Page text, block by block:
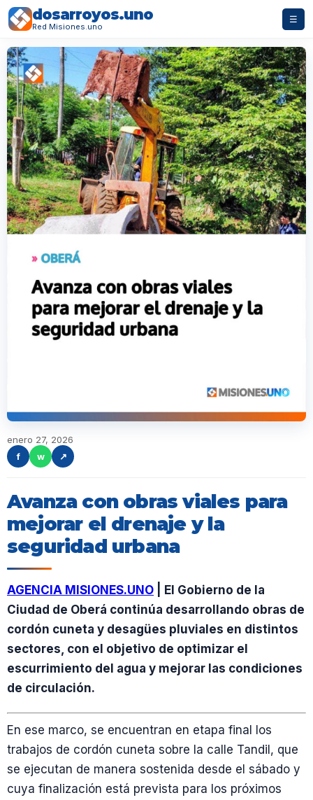
dosarroyos.uno
Red Misiones.uno
☰
enero 27, 2026
f
w ↗
Avanza con obras viales para
mejorar el drenaje y la
seguridad urbana
AGENCIA MISIONES.UNO | El Gobierno de la
Ciudad de Oberá continúa desarrollando obras de
cordón cuneta y desagües pluviales en distintos
sectores, con el objetivo de optimizar el
escurrimiento del agua y mejorar las condiciones
de circulación.
En ese marco, se encuentran en etapa final los
trabajos de cordón cuneta sobre la calle Tandil, que
se ejecutan de manera sostenida desde el sábado y
cuya finalización está prevista para los próximos